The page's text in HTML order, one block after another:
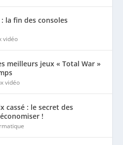
la fin des consoles
vidéo
meilleurs jeux « Total War »
vidéo
cassé : le secret des
!